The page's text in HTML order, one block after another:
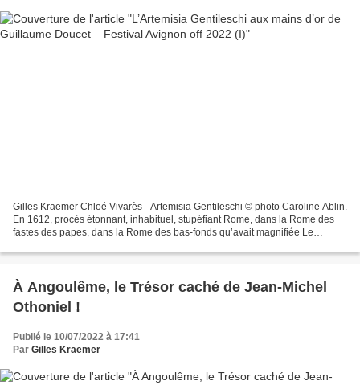
Gilles Kraemer Chloé Vivarès - Artemisia Gentileschi © photo Caroline Ablin.
En 1612, procès étonnant, inhabituel, stupéfiant Rome, dans la Rome des
fastes des papes, dans la Rome des bas-fonds qu’avait magnifiée Le
À Angoulême, le Trésor caché de Jean-Michel
Othoniel !
Publié le 10/07/2022 à 17:41
Par Gilles Kraemer